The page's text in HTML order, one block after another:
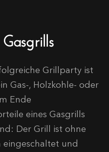
Grillparty ist
Gas-, Holzkohle- oder
Ende
eines Gasgrills
Der Grill ist ohne
eingeschaltet und